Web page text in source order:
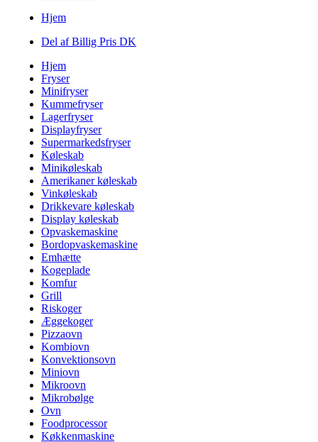
Hjem
Del af Billig Pris DK
Hjem
Fryser
Minifryser
Kummefryser
Lagerfryser
Displayfryser
Supermarkedsfryser
Køleskab
Minikøleskab
Amerikaner køleskab
Vinkøleskab
Drikkevare køleskab
Display køleskab
Opvaskemaskine
Bordopvaskemaskine
Emhætte
Kogeplade
Komfur
Grill
Riskoger
Æggekoger
Pizzaovn
Kombiovn
Konvektionsovn
Miniovn
Mikroovn
Mikrobølge
Ovn
Foodprocessor
Køkkenmaskine